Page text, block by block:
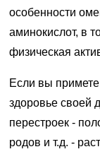
особенности
аминокислот, в
физическая
Если вы
здоровье своей
перестроек -
родов и т.д. -